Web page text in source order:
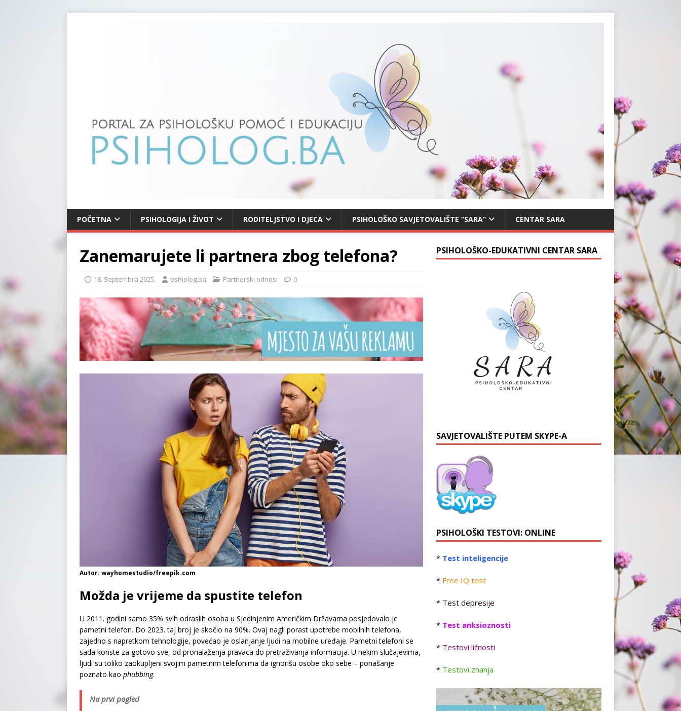
POČETNA PSIHOLOGIJA I ŽIVOT RODITELJSTVO I DJECA PSIHOLOŠKO SAVJETOVALIŠTE “SARA” CENTAR SARA
Zanemarujete li partnera zbog telefona?
18. Septembra 2025. psiholog.ba Partnerski odnosi 0
Autor: wayhomestudio/freepik.com
Možda je vrijeme da spustite telefon
U 2011. godini samo 35% svih odraslih osoba u Sjedinjenim Američkim Državama posjedovalo je
pametni telefon. Do 2023. taj broj je skočio na 90%. Ovaj nagli porast upotrebe mobilnih telefona,
zajedno s napretkom tehnologije, povećao je oslanjanje ljudi na mobilne uređaje. Pametni telefoni se
sada koriste za gotovo sve, od pronalaženja pravaca do pretraživanja informacija. U nekim slučajevima,
ljudi su toliko zaokupljeni svojim pametnim telefonima da ignorišu osobe oko sebe – ponašanje
poznato kao phubbing.
Na prvi pogled
PSIHOLOŠKO-EDUKATIVNI CENTAR SARA
SAVJETOVALIŠTE PUTEM SKYPE-A
PSIHOLOŠKI TESTOVI: ONLINE
* Test inteligencije
* Free IQ test
* Test depresije
* Test anksioznosti
* Testovi ličnosti
* Testovi znanja